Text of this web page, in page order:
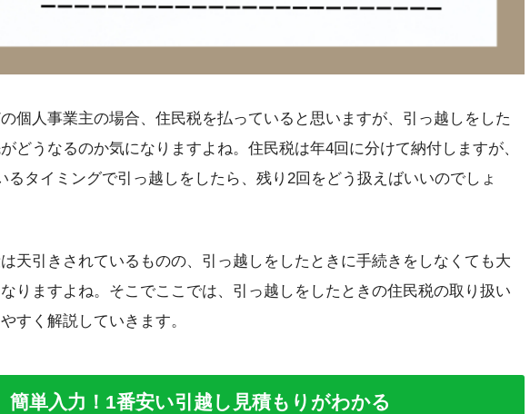
個人事業主の場合、住民税を払っていると思いますが、引っ越しをした
どうなるのか気になりますよね。住民税は年4回に分けて納付しますが、
るタイミングで引っ越しをしたら、残り2回をどう扱えばいいのでしょ
天引きされているものの、引っ越しをしたときに手続きをしなくても大
りますよね。そこでここでは、引っ越しをしたときの住民税の取り扱い
すく解説していきます。
簡単入力！1番安い引越し見積もりがわかる